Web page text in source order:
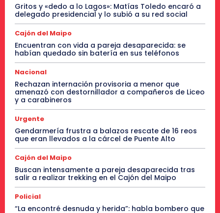
Gritos y «dedo a lo Lagos»: Matías Toledo encaró a
delegado presidencial y lo subió a su red social
Cajón del Maipo
Encuentran con vida a pareja desaparecida: se
habían quedado sin batería en sus teléfonos
Nacional
Rechazan internación provisoria a menor que
amenazó con destornillador a compañeros de Liceo
y a carabineros
Urgente
Gendarmería frustra a balazos rescate de 16 reos
que eran llevados a la cárcel de Puente Alto
Cajón del Maipo
Buscan intensamente a pareja desaparecida tras
salir a realizar trekking en el Cajón del Maipo
Policial
“La encontré desnuda y herida”: habla bombero que